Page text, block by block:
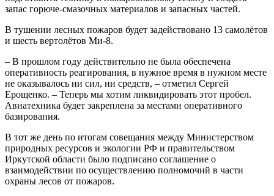
запас горюче-смазочных материалов и запасных частей.
В тушении лесных пожаров будет задействовано 13 самолётов
и шесть вертолётов Ми-8.
– В прошлом году действительно не была обеспечена
оперативность реагирования, в нужное время в нужном месте
не оказывалось ни сил, ни средств, – отметил Сергей
Ерощенко. – Теперь мы хотим ликвидировать этот пробел.
Авиатехника будет закреплена за местами оперативного
базирования.
В тот же день по итогам совещания между Министерством
природных ресурсов и экологии РФ и правительством
Иркутской области было подписано соглашение о
взаимодействии по осуществлению полномочий в части
охраны лесов от пожаров.